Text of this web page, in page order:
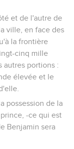
et de l'autre de
ville, en face des
la frontière
cinq mille
autres portions :
élevée et le
possession de la
-ce qui est
Benjamin sera